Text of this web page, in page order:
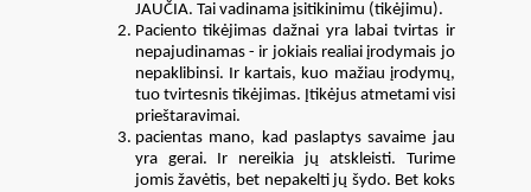
JAUČIA. Tai vadinama įsitikinimu (tikėjimu).
Paciento tikėjimas dažnai yra labai tvirtas ir
nepajudinamas - ir jokiais realiai įrodymais jo
nepaklibinsi. Ir kartais, kuo mažiau įrodymų,
tuo tvirtesnis tikėjimas. Įtikėjus atmetami visi
prieštaravimai.
pacientas mano, kad paslaptys savaime jau
yra gerai. Ir nereikia jų atskleisti. Turime
jomis žavėtis, bet nepakelti jų šydo. Bet koks